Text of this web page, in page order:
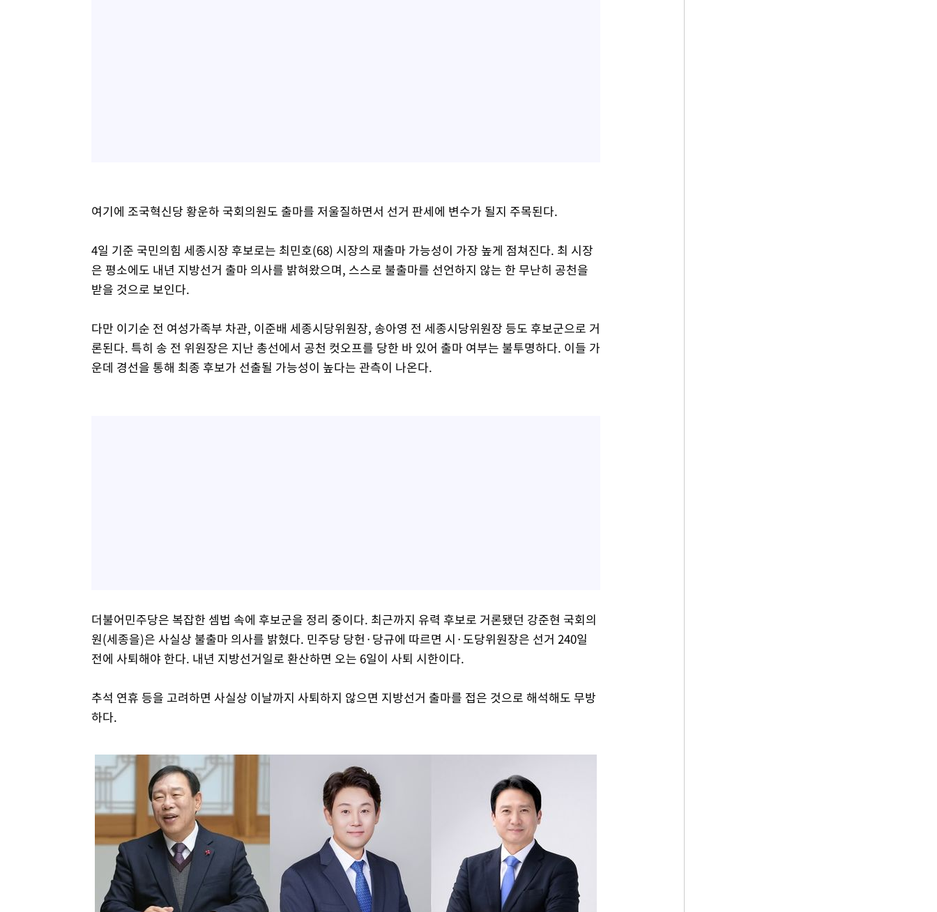
여기에 조국혁신당 황운하 국회의원도 출마를 저울질하면서 선거 판세에 변수가 될지 주목된다.
4일 기준 국민의힘 세종시장 후보로는 최민호(68) 시장의 재출마 가능성이 가장 높게 점쳐진다. 최 시장
은 평소에도 내년 지방선거 출마 의사를 밝혀왔으며, 스스로 불출마를 선언하지 않는 한 무난히 공천을
받을 것으로 보인다.
다만 이기순 전 여성가족부 차관, 이준배 세종시당위원장, 송아영 전 세종시당위원장 등도 후보군으로 거
론된다. 특히 송 전 위원장은 지난 총선에서 공천 컷오프를 당한 바 있어 출마 여부는 불투명하다. 이들 가
운데 경선을 통해 최종 후보가 선출될 가능성이 높다는 관측이 나온다.
더불어민주당은 복잡한 셈법 속에 후보군을 정리 중이다. 최근까지 유력 후보로 거론됐던 강준현 국회의
원(세종을)은 사실상 불출마 의사를 밝혔다. 민주당 당헌·당규에 따르면 시·도당위원장은 선거 240일
전에 사퇴해야 한다. 내년 지방선거일로 환산하면 오는 6일이 사퇴 시한이다.
추석 연휴 등을 고려하면 사실상 이날까지 사퇴하지 않으면 지방선거 출마를 접은 것으로 해석해도 무방
하다.